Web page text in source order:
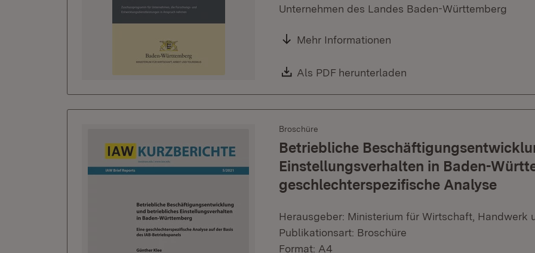
Unternehmen des Landes Baden-Württemberg
Mehr Informationen
Download:
Als PDF herunterladen
Broschüre
Betriebliche
Einstellungsverhalten in Baden-
geschlechterspezifische Analyse
Herausgeber: Ministerium für Wirtschaft, Handwerk
Publikationsart: Broschüre
Format: A4